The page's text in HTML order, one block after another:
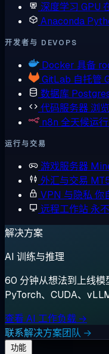
深度学习 GPU
Anaconda
开发者与 DEVOPS
Docker 具备
GitLab 自托管
数据库
代码服务器 浏
n8n 全天候运
运行与交易
游戏服务器
外汇与交易
VPN 与隐私 你
远程工作站 永
解决方案
AI 训练与推理
60 分钟从想法到上线模
PyTorch、CUDA、
查看 AI 工作负载 →
联系解决方案团队 →